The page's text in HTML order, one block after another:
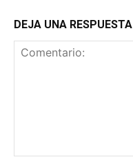
DEJA UNA RESPUESTA